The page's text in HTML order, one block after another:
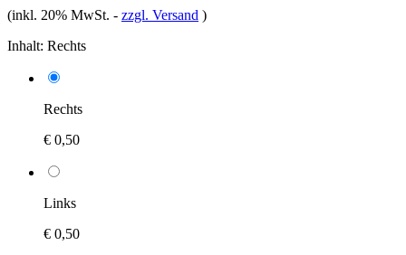
(inkl. 20% MwSt. - zzgl. Versand )
Inhalt: Rechts
Rechts
€ 0,50
Links
€ 0,50